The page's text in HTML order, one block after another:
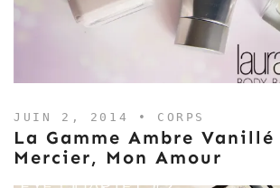
JUIN 2, 2014 • CORPS
La Gamme Ambre Vanillé
Mercier, Mon Amour